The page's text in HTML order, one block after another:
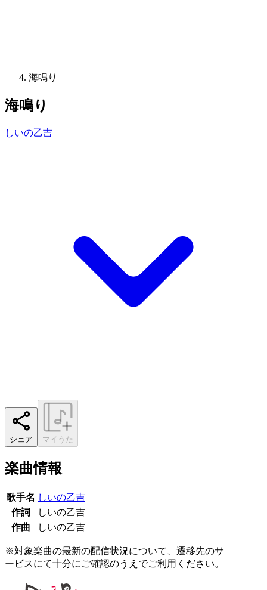
海鳴り
海鳴り
しいの乙吉
シェア マイうた
楽曲情報
歌手名 しいの乙吉
作詞
しいの乙吉
作曲
しいの乙吉
※対象楽曲の最新の配信状況について、遷移先のサ
ービスにて十分にご確認のうえでご利用ください。